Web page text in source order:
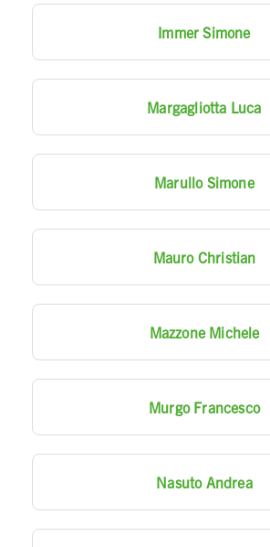
Immer Simone
Margagliotta Luca
Marullo Simone
Mauro Christian
Mazzone Michele
Murgo Francesco
Nasuto Andrea